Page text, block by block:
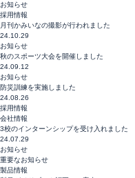
お知らせ
採用情報
月刊かみいなの撮影が行われました
24.10.29
お知らせ
秋のスポーツ大会を開催しました
24.09.12
お知らせ
防災訓練を実施しました
24.08.26
採用情報
会社情報
3校のインターンシップを受け入れました
24.07.29
お知らせ
重要なお知らせ
製品情報